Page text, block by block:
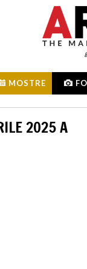
MOSTRE
2025 A